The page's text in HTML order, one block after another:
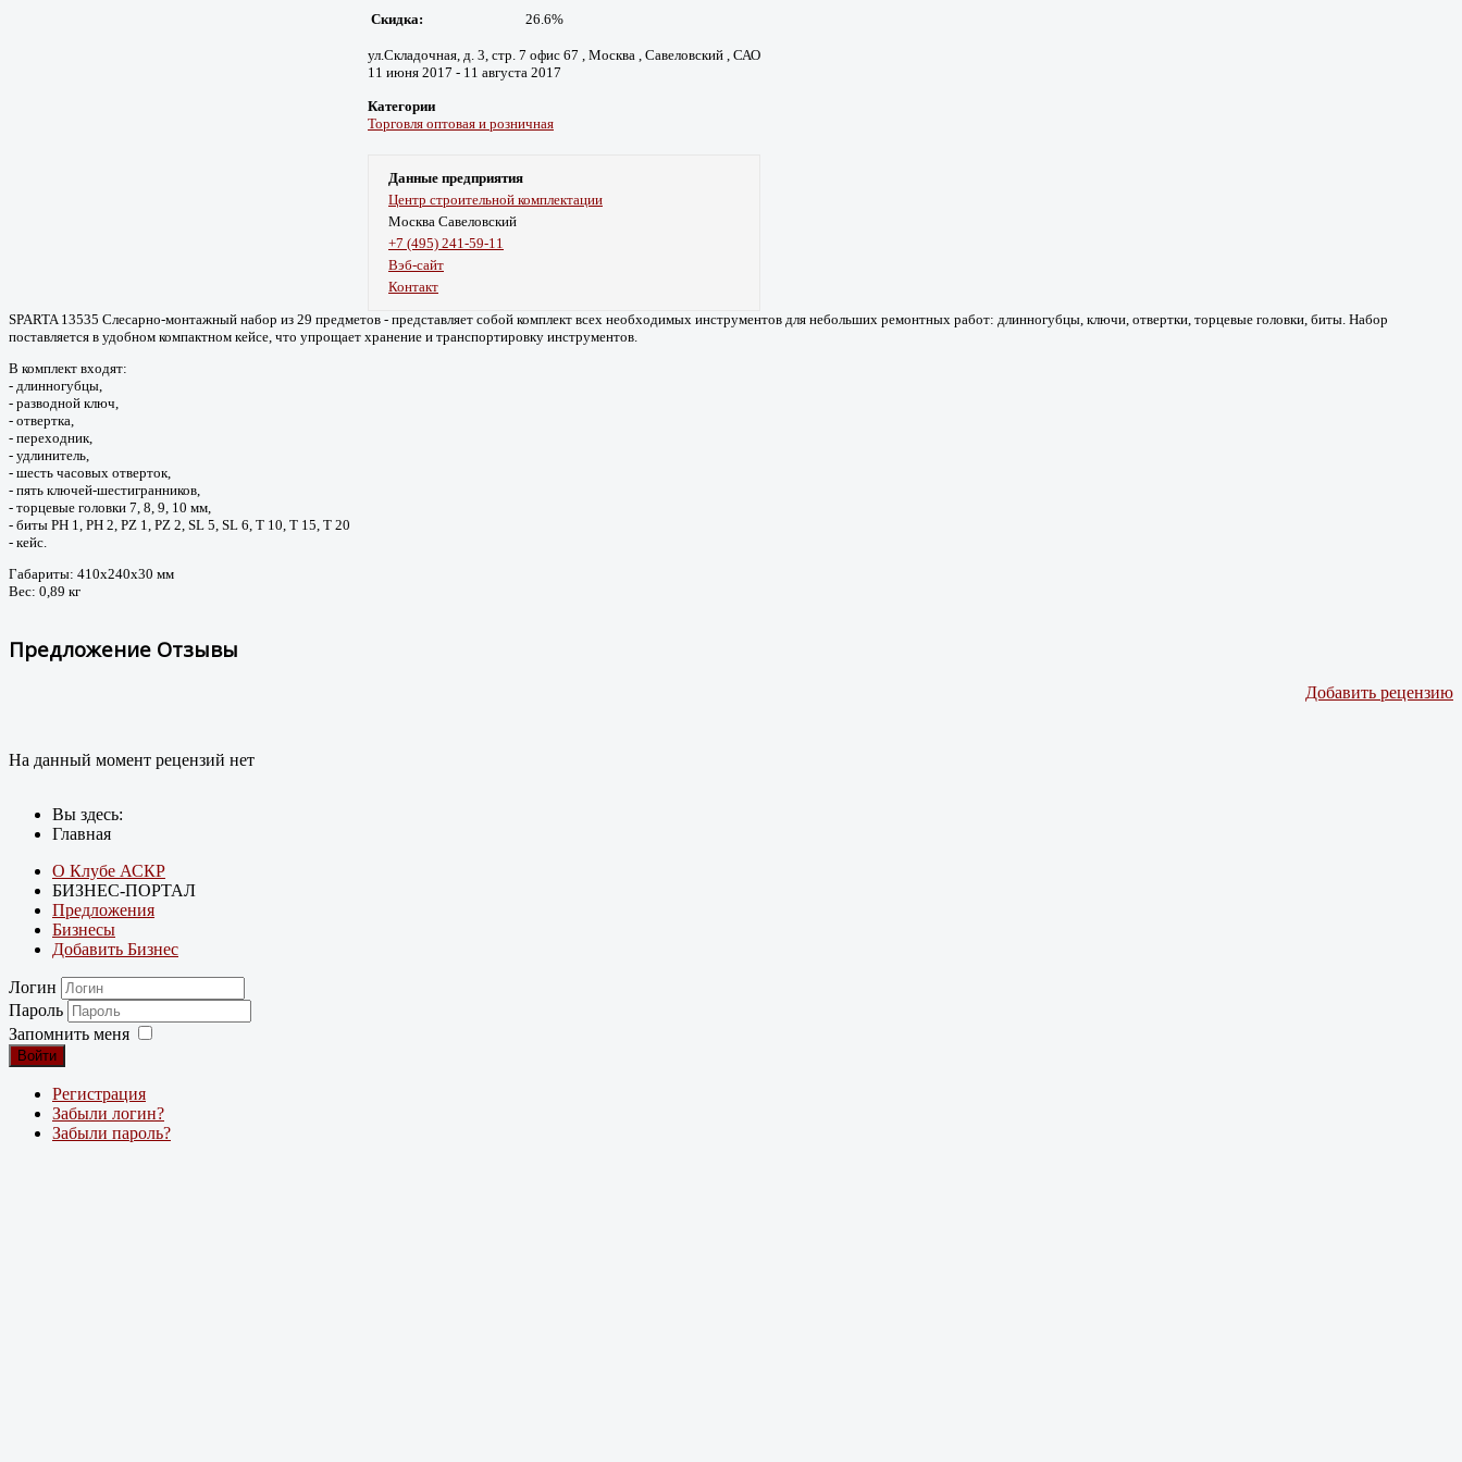
Скидка: 26.6%
ул.Складочная, д. 3, стр. 7 офис 67 , Москва , Савеловский , САО
11 июня 2017 - 11 августа 2017
Категории
Торговля оптовая и розничная
Данные предприятия
Центр строительной комплектации
Москва Савеловский
+7 (495) 241-59-11
Вэб-сайт
Контакт
SPARTA 13535 Слесарно-монтажный набор из 29 предметов - представляет собой комплект всех необходимых инструментов для небольших ремонтных работ: длинногубцы, ключи, отвертки, торцевые головки, биты. Набор
поставляется в удобном компактном кейсе, что упрощает хранение и транспортировку инструментов.
В комплект входят:
- длинногубцы,
- разводной ключ,
- отвертка,
- переходник,
- удлинитель,
- шесть часовых отверток,
- пять ключей-шестигранников,
- торцевые головки 7, 8, 9, 10 мм,
- биты PH 1, PH 2, PZ 1, PZ 2, SL 5, SL 6, T 10, T 15, T 20
- кейс.
Габариты: 410x240x30 мм
Вес: 0,89 кг
Предложение Отзывы
Добавить рецензию
На данный момент рецензий нет
Вы здесь:
Главная
О Клубе АСКР
БИЗНЕС-ПОРТАЛ
Предложения
Бизнесы
Добавить Бизнес
Логин
Пароль
Запомнить меня
Войти
Регистрация
Забыли логин?
Забыли пароль?